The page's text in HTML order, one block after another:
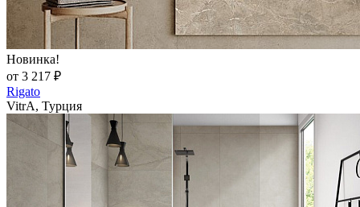
Новинка!
от 3 217 ₽
Rigato
VitrA, Турция